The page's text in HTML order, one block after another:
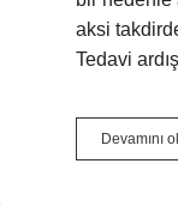
aksi
Tedavi
Devamını